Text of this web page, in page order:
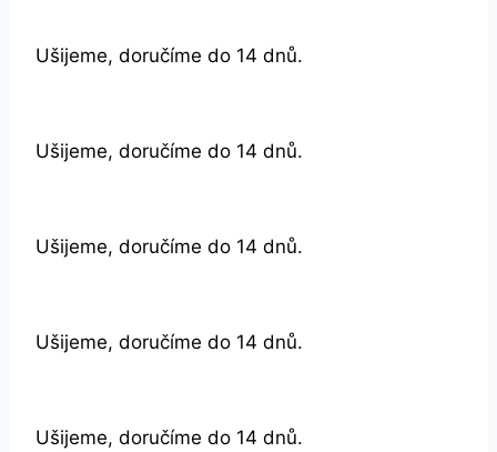
Ušijeme, doručíme do 14 dnů.
Ušijeme, doručíme do 14 dnů.
Ušijeme, doručíme do 14 dnů.
Ušijeme, doručíme do 14 dnů.
Ušijeme, doručíme do 14 dnů.